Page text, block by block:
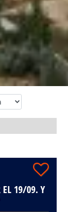
EL 19/09. Y